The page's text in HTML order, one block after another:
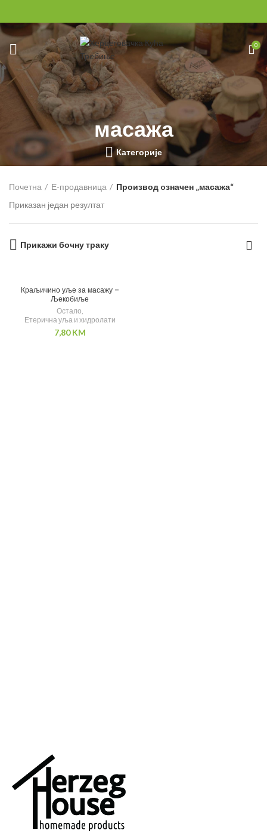
0
масажа
Категорије
Почетна Е-продавница
Производ oзначен „масажа“
Приказан један резултат
Прикажи бочну траку
Краљичино уље за масажу –
Љекобиље
Остало,
Етерична уља и хидролати
7,80KM